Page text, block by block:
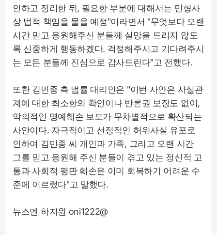
인하고 정리한 뒤, 필요한 부분에 대해서는 민형사
상 법적 책임을 물을 예정"이라면서 "무엇보다 오랜
시간 믿고 응원해주신 분들께 실망을 드리지 않도
록 신중하게 행동하겠다. 걱정해주시고 기다려주시
는 모든 분들께 진심으로 감사드린다"고 전했다.
또한 김민종 측 법률 대리인은 "이번 사안은 사실관
계에 대한 최소한의 확인이나 반론권 보장도 없이,
악의적인 명예훼손 보도가 무차별적으로 확산되는
사안이다. 자극적이고 선정적인 허위사실 유포로
인하여 김민종 씨 개인과 가족, 그리고 오랜 시간
그를 믿고 응원해 주신 분들이 겪고 있는 정신적 고
통과 사회적 평판 훼손은 이미 회복하기 어려운 수
준에 이르렀다"고 말했다.
뉴스엔 하지원 oni1222@